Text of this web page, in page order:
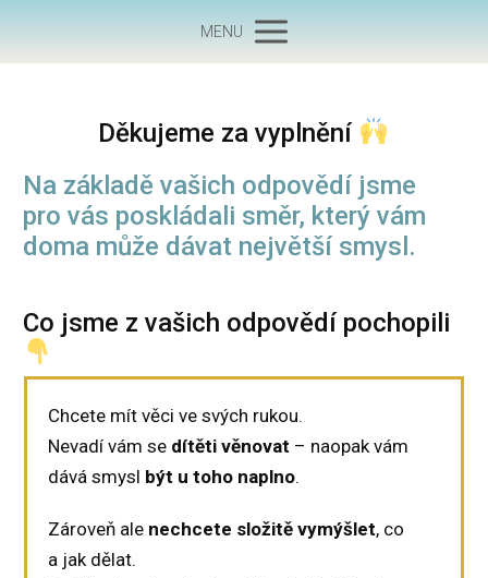
MENU
Děkujeme za vyplnění
Na základě vašich odpovědí jsme
pro vás poskládali směr, který vám
doma může dávat největší smysl.
Co jsme z vašich odpovědí pochopili
Chcete mít věci ve svých rukou.
Nevadí vám se dítěti věnovat – naopak vám
dává smysl být u toho naplno.
Zároveň ale nechcete složitě vymýšlet, co
a jak dělat.